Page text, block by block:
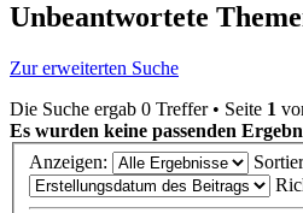
Unbeantwortete
Zur erweiterten Suche
Die Suche ergab 0 Treffer • Seite 1
Es wurden keine passenden
Anzeigen: